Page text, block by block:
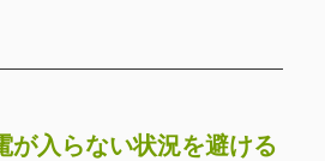
が入らない状況を避ける